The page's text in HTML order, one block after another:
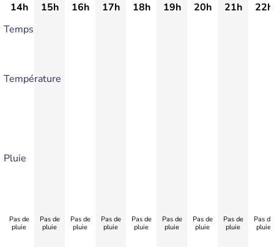
14h 15h 16h 17h 18h 19h 20h 21h
22h
Temps
Température
Pluie
Pas de
pluie
Pas de
pluie
Pas de
pluie
Pas de
pluie
Pas de
pluie
Pas de
pluie
Pas de
pluie
Pas de
pluie
Pas de
pluie